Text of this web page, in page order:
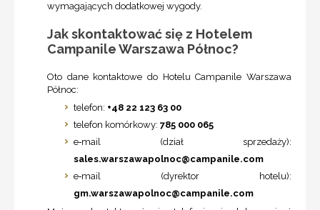
wymagających dodatkowej wygody.
Jak skontaktować się z Hotelem
Campanile Warszawa Północ?
Oto dane kontaktowe do Hotelu Campanile Warszawa
Północ:
telefon: +48 22 123 63 00
telefon komórkowy: 785 000 065
e‑mail (dział sprzedaży):
sales.warszawapolnoc@campanile.com
e‑mail (dyrektor hotelu):
gm.warszawapolnoc@campanile.com